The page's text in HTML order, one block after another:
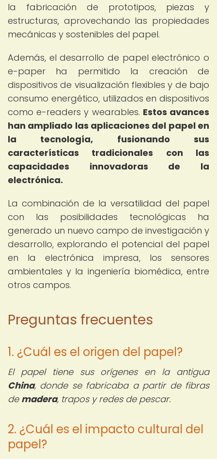
la fabricación de prototipos, piezas y
estructuras, aprovechando las propiedades
mecánicas y sostenibles del papel.
Además, el desarrollo de papel electrónico o
e-paper ha permitido la creación de
dispositivos de visualización flexibles y de bajo
consumo energético, utilizados en dispositivos
como e-readers y wearables. Estos avances
han ampliado las aplicaciones del papel en
la tecnología, fusionando sus
características tradicionales con las
capacidades innovadoras de la
electrónica.
La combinación de la versatilidad del papel
con las posibilidades tecnológicas ha
generado un nuevo campo de investigación y
desarrollo, explorando el potencial del papel
en la electrónica impresa, los sensores
ambientales y la ingeniería biomédica, entre
otros campos.
Preguntas frecuentes
1. ¿Cuál es el origen del papel?
El papel tiene sus orígenes en la antigua
China, donde se fabricaba a partir de fibras
de madera, trapos y redes de pescar.
2. ¿Cuál es el impacto cultural del
papel?